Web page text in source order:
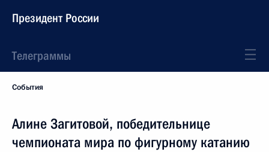
Президент России
Телеграммы
События
Алине Загитовой, победительнице
чемпионата мира по фигурному катанию